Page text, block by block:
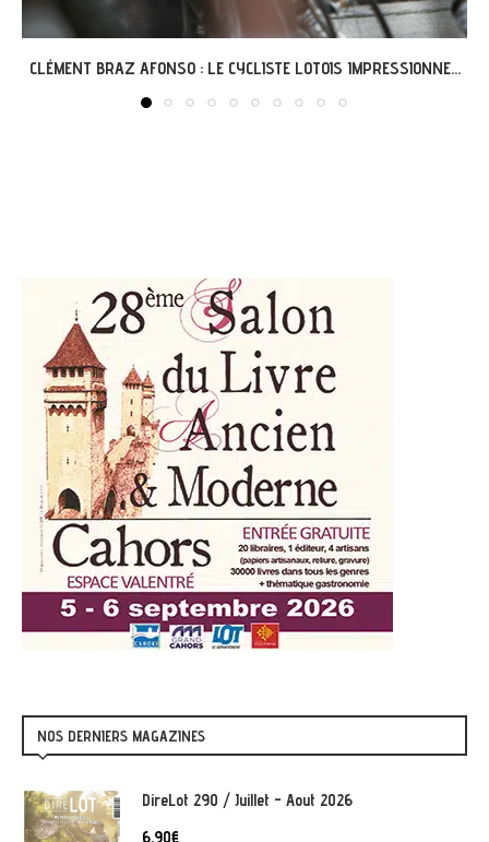
GRÉGOIRE ET L’AVENTURE « G’VÉLO » À MERCUÈS...
NOS DERNIERS MAGAZINES
DireLot 290 / Juillet - Aout 2026
6,90€